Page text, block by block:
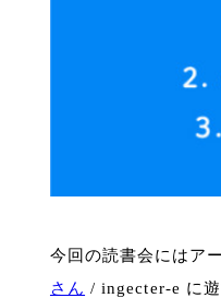
今回の読書会にはア
さん / ingecter-e に